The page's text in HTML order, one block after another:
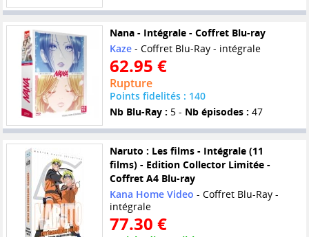
Nana - Intégrale - Coffret Blu-ray
Kaze- Coffret Blu-Ray - intégrale
62.95 €
Rupture
Points fidelités : 140
Nb Blu-Ray : 5 - Nb épisodes : 47
Naruto : Les films - Intégrale (11
films) - Edition Collector Limitée -
Coffret A4 Blu-ray
Kana Home Video - Coffret Blu-Ray -
intégrale
77.30 €